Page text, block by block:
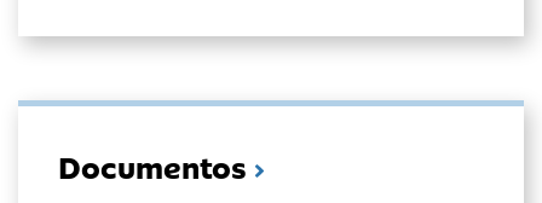
Documentos